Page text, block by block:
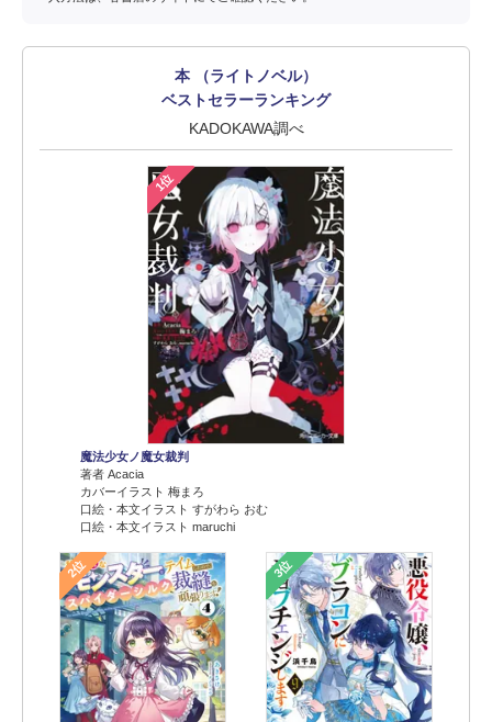
本 （ライトノベル）
ベストセラーランキング
KADOKAWA調べ
1位
魔法少女ノ魔女裁判
著者 Acacia
カバーイラスト 梅まろ
口絵・本文イラスト すがわら おむ
口絵・本文イラスト maruchi
2位 3位